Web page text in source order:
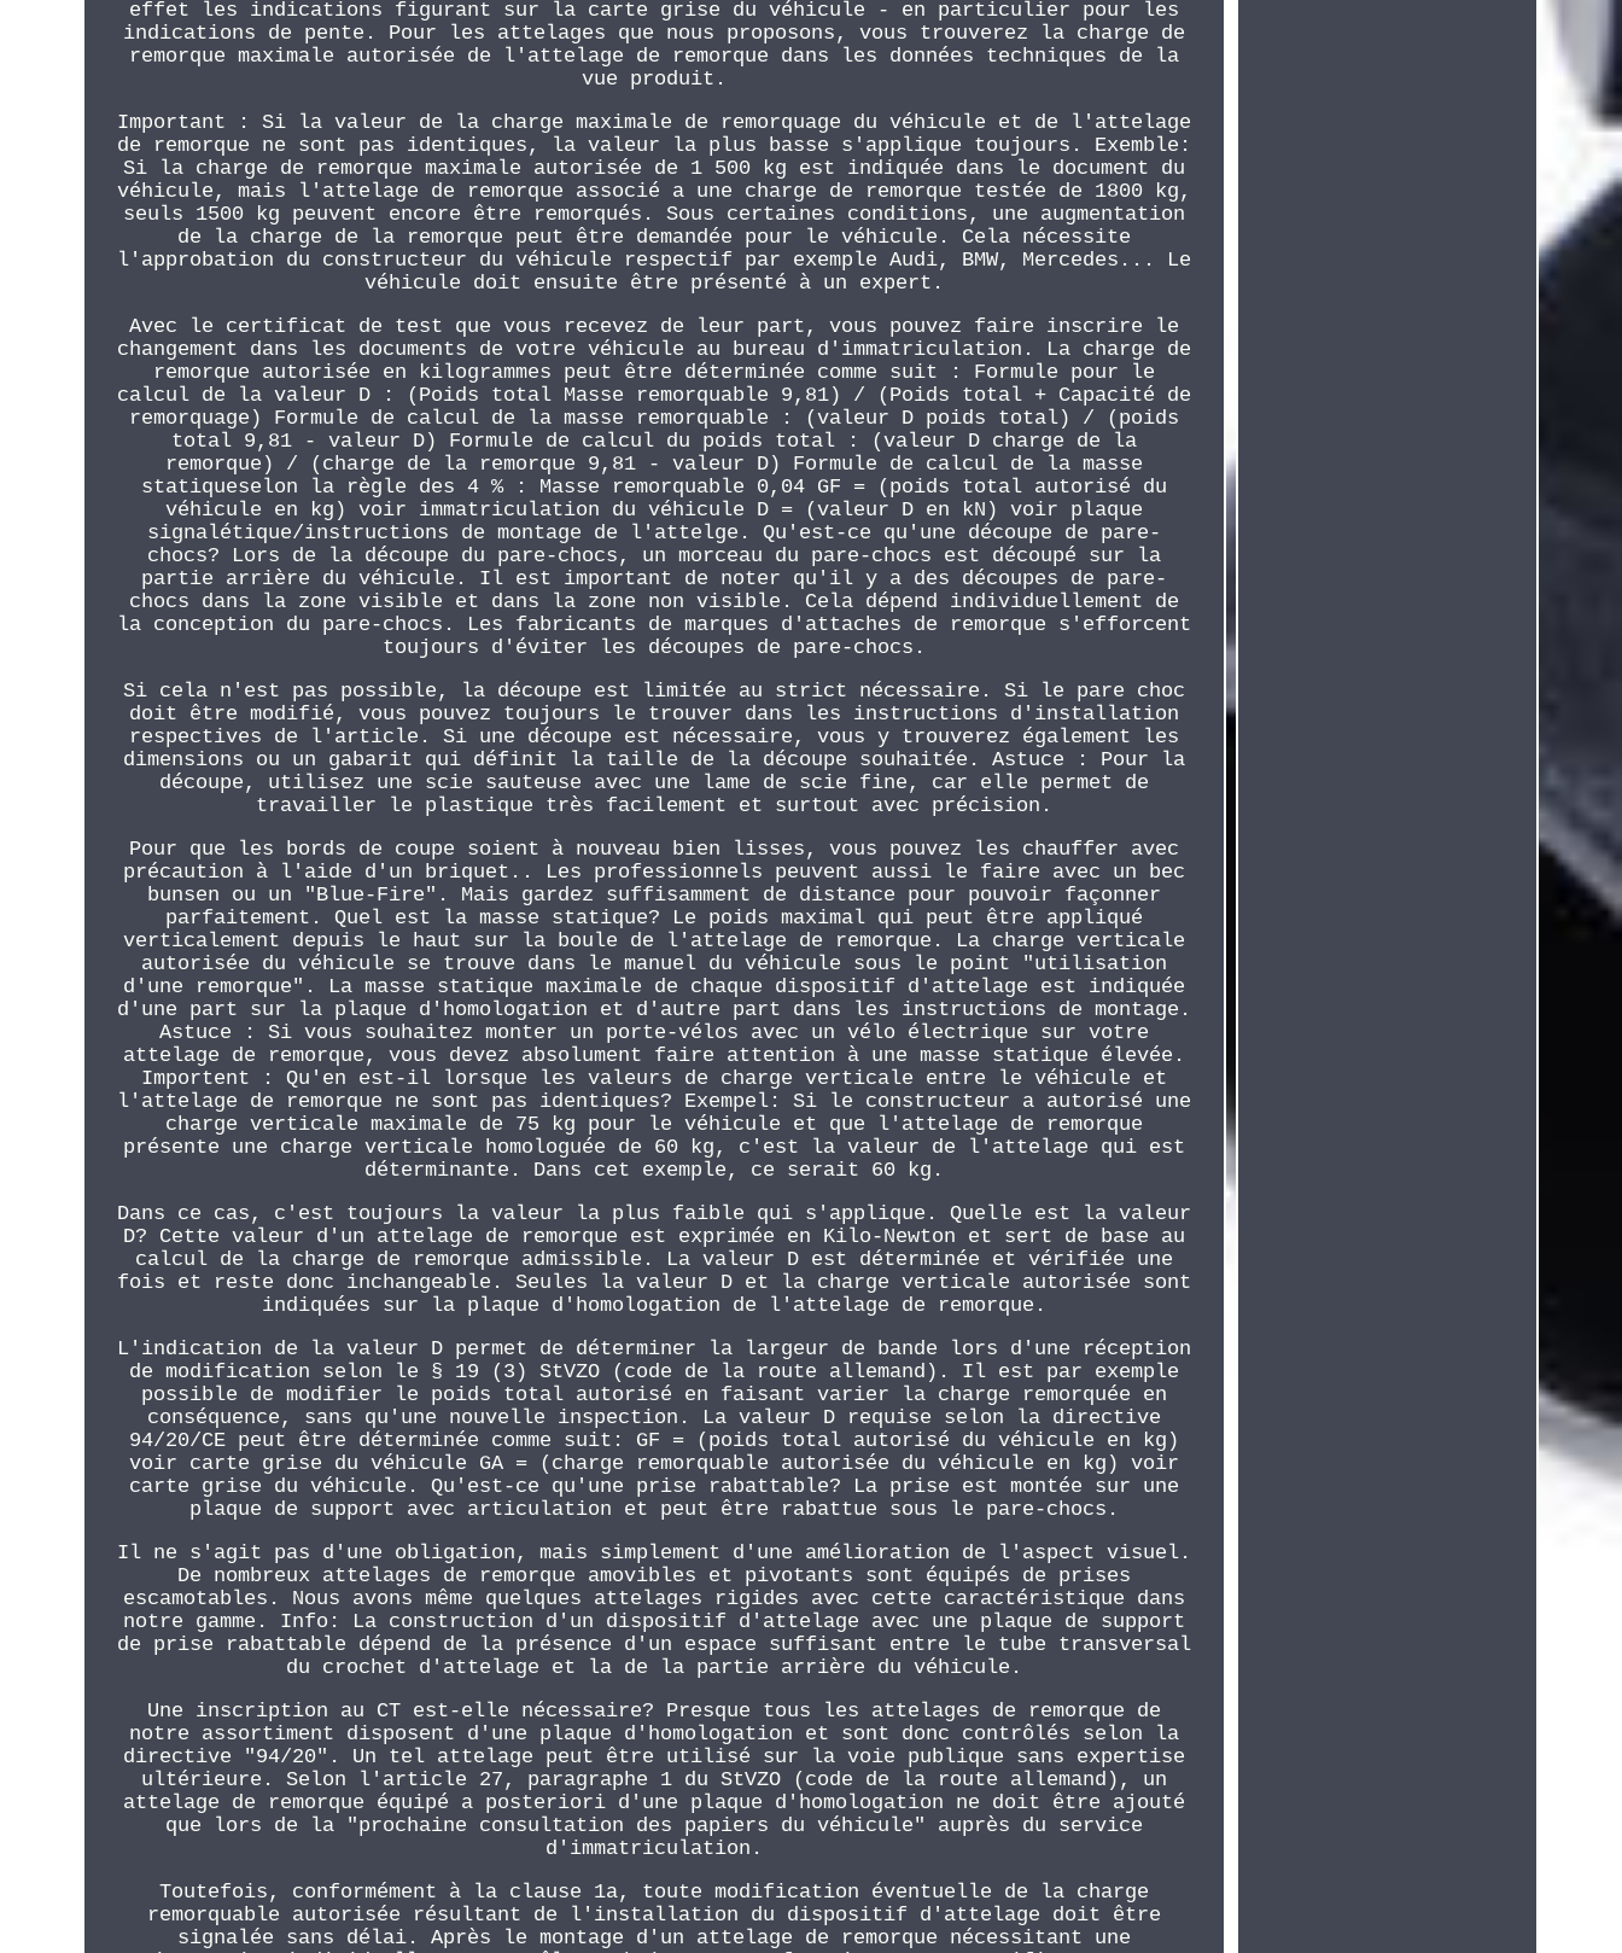
effet les indications figurant sur la carte grise du véhicule - en particulier pour les
indications de pente. Pour les attelages que nous proposons, vous trouverez la charge de
remorque maximale autorisée de l'attelage de remorque dans les données techniques de la
vue produit.
Important : Si la valeur de la charge maximale de remorquage du véhicule et de l'attelage
de remorque ne sont pas identiques, la valeur la plus basse s'applique toujours. Exemble:
Si la charge de remorque maximale autorisée de 1 500 kg est indiquée dans le document du
véhicule, mais l'attelage de remorque associé a une charge de remorque testée de 1800 kg,
seuls 1500 kg peuvent encore être remorqués. Sous certaines conditions, une augmentation
de la charge de la remorque peut être demandée pour le véhicule. Cela nécessite
l'approbation du constructeur du véhicule respectif par exemple Audi, BMW, Mercedes... Le
véhicule doit ensuite être présenté à un expert.
Avec le certificat de test que vous recevez de leur part, vous pouvez faire inscrire le
changement dans les documents de votre véhicule au bureau d'immatriculation. La charge de
remorque autorisée en kilogrammes peut être déterminée comme suit : Formule pour le
calcul de la valeur D : (Poids total Masse remorquable 9,81) / (Poids total + Capacité de
remorquage) Formule de calcul de la masse remorquable : (valeur D poids total) / (poids
total 9,81 - valeur D) Formule de calcul du poids total : (valeur D charge de la
remorque) / (charge de la remorque 9,81 - valeur D) Formule de calcul de la masse
statiqueselon la règle des 4 % : Masse remorquable 0,04 GF = (poids total autorisé du
véhicule en kg) voir immatriculation du véhicule D = (valeur D en kN) voir plaque
signalétique/instructions de montage de l'attelge. Qu'est-ce qu'une découpe de pare-
chocs? Lors de la découpe du pare-chocs, un morceau du pare-chocs est découpé sur la
partie arrière du véhicule. Il est important de noter qu'il y a des découpes de pare-
chocs dans la zone visible et dans la zone non visible. Cela dépend individuellement de
la conception du pare-chocs. Les fabricants de marques d'attaches de remorque s'efforcent
toujours d'éviter les découpes de pare-chocs.
Si cela n'est pas possible, la découpe est limitée au strict nécessaire. Si le pare choc
doit être modifié, vous pouvez toujours le trouver dans les instructions d'installation
respectives de l'article. Si une découpe est nécessaire, vous y trouverez également les
dimensions ou un gabarit qui définit la taille de la découpe souhaitée. Astuce : Pour la
découpe, utilisez une scie sauteuse avec une lame de scie fine, car elle permet de
travailler le plastique très facilement et surtout avec précision.
Pour que les bords de coupe soient à nouveau bien lisses, vous pouvez les chauffer avec
précaution à l'aide d'un briquet.. Les professionnels peuvent aussi le faire avec un bec
bunsen ou un "Blue-Fire". Mais gardez suffisamment de distance pour pouvoir façonner
parfaitement. Quel est la masse statique? Le poids maximal qui peut être appliqué
verticalement depuis le haut sur la boule de l'attelage de remorque. La charge verticale
autorisée du véhicule se trouve dans le manuel du véhicule sous le point "utilisation
d'une remorque". La masse statique maximale de chaque dispositif d'attelage est indiquée
d'une part sur la plaque d'homologation et d'autre part dans les instructions de montage.
Astuce : Si vous souhaitez monter un porte-vélos avec un vélo électrique sur votre
attelage de remorque, vous devez absolument faire attention à une masse statique élevée.
Importent : Qu'en est-il lorsque les valeurs de charge verticale entre le véhicule et
l'attelage de remorque ne sont pas identiques? Exempel: Si le constructeur a autorisé une
charge verticale maximale de 75 kg pour le véhicule et que l'attelage de remorque
présente une charge verticale homologuée de 60 kg, c'est la valeur de l'attelage qui est
déterminante. Dans cet exemple, ce serait 60 kg.
Dans ce cas, c'est toujours la valeur la plus faible qui s'applique. Quelle est la valeur
D? Cette valeur d'un attelage de remorque est exprimée en Kilo-Newton et sert de base au
calcul de la charge de remorque admissible. La valeur D est déterminée et vérifiée une
fois et reste donc inchangeable. Seules la valeur D et la charge verticale autorisée sont
indiquées sur la plaque d'homologation de l'attelage de remorque.
L'indication de la valeur D permet de déterminer la largeur de bande lors d'une réception
de modification selon le § 19 (3) StVZO (code de la route allemand). Il est par exemple
possible de modifier le poids total autorisé en faisant varier la charge remorquée en
conséquence, sans qu'une nouvelle inspection. La valeur D requise selon la directive
94/20/CE peut être déterminée comme suit: GF = (poids total autorisé du véhicule en kg)
voir carte grise du véhicule GA = (charge remorquable autorisée du véhicule en kg) voir
carte grise du véhicule. Qu'est-ce qu'une prise rabattable? La prise est montée sur une
plaque de support avec articulation et peut être rabattue sous le pare-chocs.
Il ne s'agit pas d'une obligation, mais simplement d'une amélioration de l'aspect visuel.
De nombreux attelages de remorque amovibles et pivotants sont équipés de prises
escamotables. Nous avons même quelques attelages rigides avec cette caractéristique dans
notre gamme. Info: La construction d'un dispositif d'attelage avec une plaque de support
de prise rabattable dépend de la présence d'un espace suffisant entre le tube transversal
du crochet d'attelage et la de la partie arrière du véhicule.
Une inscription au CT est-elle nécessaire? Presque tous les attelages de remorque de
notre assortiment disposent d'une plaque d'homologation et sont donc contrôlés selon la
directive "94/20". Un tel attelage peut être utilisé sur la voie publique sans expertise
ultérieure. Selon l'article 27, paragraphe 1 du StVZO (code de la route allemand), un
attelage de remorque équipé a posteriori d'une plaque d'homologation ne doit être ajouté
que lors de la "prochaine consultation des papiers du véhicule" auprès du service
d'immatriculation.
Toutefois, conformément à la clause 1a, toute modification éventuelle de la charge
remorquable autorisée résultant de l'installation du dispositif d'attelage doit être
signalée sans délai. Après le montage d'un attelage de remorque nécessitant une